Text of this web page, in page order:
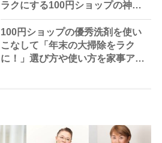
ラクにする100円ショップの神ア
イテム4選
100円ショップの優秀洗剤を使い
こなして「年末の大掃除をラク
に！」選び方や使い方を家事アド